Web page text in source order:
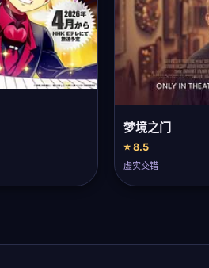
梦境之门
⭐ 8.5
虚实交错